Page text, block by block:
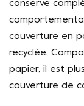
conserve
couverture en
recyclée.
papier, il est
couverture de